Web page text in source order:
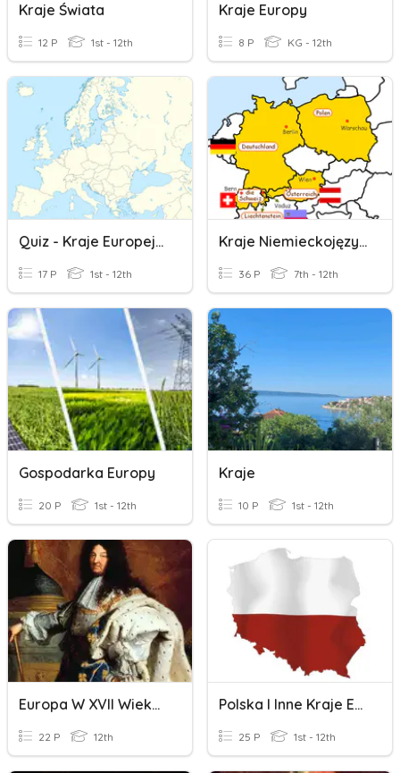
Kraje Świata
12 P 1st - 12th
Kraje Europy
8 P KG - 12th
Quiz - Kraje Europejskie
17 P 1st - 12th
Kraje Niemieckojęzyczne
36 P 7th - 12th
Gospodarka Europy
20 P 1st - 12th
Kraje
10 P 1st - 12th
Europa W XVII Wieku 2a
22 P 12th
Polska I Inne Kraje Europy
25 P 1st - 12th